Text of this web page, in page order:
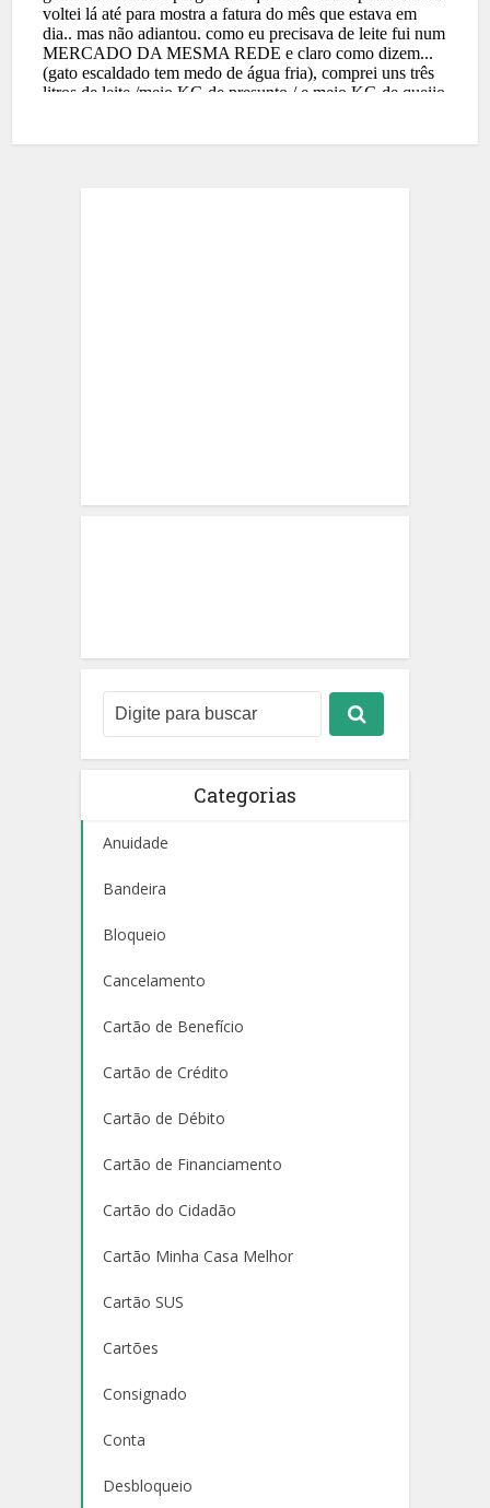
Categorias
Anuidade
Bandeira
Bloqueio
Cancelamento
Cartão de Benefício
Cartão de Crédito
Cartão de Débito
Cartão de Financiamento
Cartão do Cidadão
Cartão Minha Casa Melhor
Cartão SUS
Cartões
Consignado
Conta
Desbloqueio